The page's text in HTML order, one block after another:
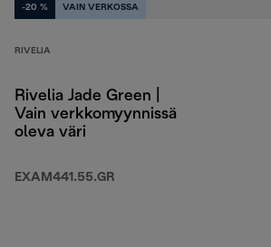
-20 % VAIN VERKOSSA
RIVELIA
Rivelia Jade Green |
Vain verkkomyynnissä
oleva väri
EXAM441.55.GR